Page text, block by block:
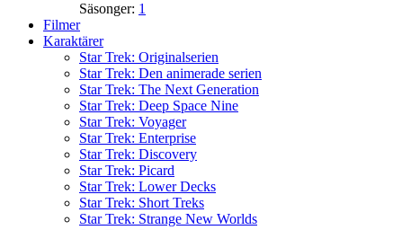
Säsonger: 1
Filmer
Karaktärer
Star Trek: Originalserien
Star Trek: Den animerade serien
Star Trek: The Next Generation
Star Trek: Deep Space Nine
Star Trek: Voyager
Star Trek: Enterprise
Star Trek: Discovery
Star Trek: Picard
Star Trek: Lower Decks
Star Trek: Short Treks
Star Trek: Strange New Worlds